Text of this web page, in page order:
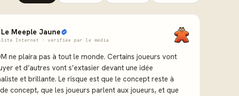
Le Meeple Jaune
Site Internet · vérifiée par le média
ne plaira pas à tout le monde. Certains joueurs vont
et d’autres vont s’extasier devant une idée
et brillante. Le risque est que le concept reste à
concept, que les joueurs parlent aux joueurs, et que